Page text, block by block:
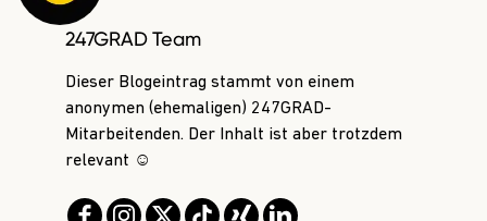
247GRAD Team
Dieser Blogeintrag stammt von einem
anonymen (ehemaligen) 247GRAD-
Mitarbeitenden. Der Inhalt ist aber trotzdem
relevant ☺️